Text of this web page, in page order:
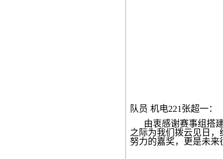
队员 机电221张超一：
由衷感谢赛事组搭
之际为我们拨云见日
努力的嘉奖，更是未